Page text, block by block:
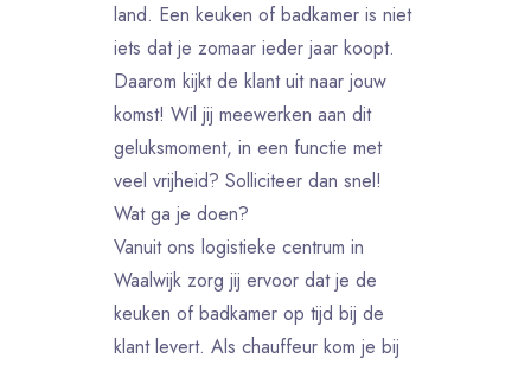
land. Een keuken of badkamer is niet
iets dat je zomaar ieder jaar koopt.
Daarom kijkt de klant uit naar jouw
komst! Wil jij meewerken aan dit
geluksmoment, in een functie met
veel vrijheid? Solliciteer dan snel!
Wat ga je doen?
Vanuit ons logistieke centrum in
Waalwijk zorg jij ervoor dat je de
keuken of badkamer op tijd bij de
klant levert. Als chauffeur kom je bij